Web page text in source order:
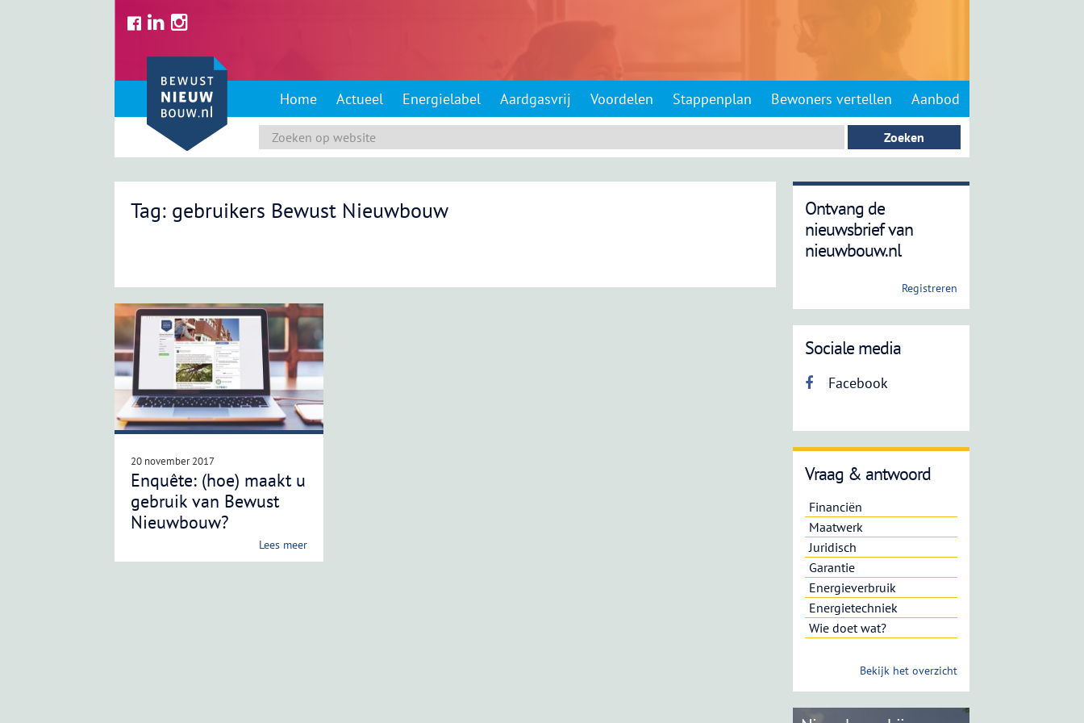
Home Actueel Energielabel Aardgasvrij Voordelen Stappenplan Bewoners vertellen Aanbod
Tag: gebruikers Bewust Nieuwbouw
20 november 2017
Enquête: (hoe) maakt u
gebruik van Bewust
Nieuwbouw?
Lees meer
Ontvang de
nieuwsbrief van
nieuwbouw.nl
Registreren
Sociale media
Facebook
Vraag & antwoord
Financiën
Maatwerk
Juridisch
Garantie
Energieverbruik
Energietechniek
Wie doet wat?
Bekijk het overzicht